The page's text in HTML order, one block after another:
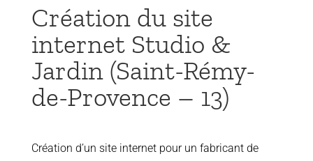
Création du site
internet Studio &
Jardin (Saint-Rémy-
de-Provence – 13)
Création d’un site internet pour un fabricant de